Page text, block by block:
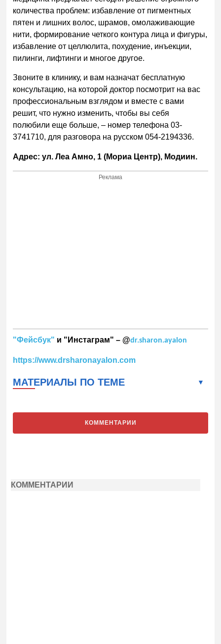
количества проблем: избавление от пигментных
пятен и лишних волос, шрамов, омолаживающие
нити, формирование четкого контура лица и фигуры,
избавление от целлюлита, похудение, инъекции,
пилинги, лифтинги и многое другое.
Звоните в клинику, и вам назначат бесплатную
консультацию, на которой доктор посмотрит на вас
профессиональным взглядом и вместе с вами
решит, что нужно изменить, чтобы вы себя
полюбили еще больше, – номер телефона 03-
3741710, для разговора на русском 054-2194336.
Адрес: ул. Леа Амно, 1 (Мориа Центр), Модиин.
Реклама
"Фейсбук" и "Инстаграм" – @dr.sharon.ayalon
https://www.drsharonayalon.com
МАТЕРИАЛЫ ПО ТЕМЕ
КОММЕНТАРИИ
КОММЕНТАРИИ